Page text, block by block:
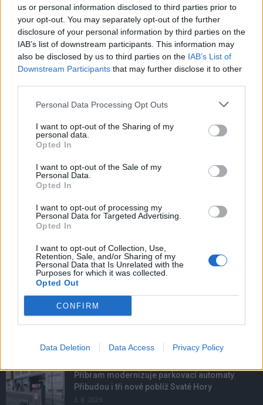
us or personal information disclosed to third parties prior to
your opt-out. You may separately opt-out of the further
disclosure of your personal information by third parties on the
IAB’s list of downstream participants. This information may
also be disclosed by us to third parties on the IAB’s List of
Downstream Participants that may further disclose it to other
Personal Data Processing Opt Outs
I want to opt-out of the Sharing of my
personal data.
Opted In
I want to opt-out of the Sale of my
Personal Data.
Opted In
I want to opt-out of processing my
Personal Data for Targeted Advertising.
Opted In
I want to opt-out of Collection, Use,
Retention, Sale, and/or Sharing of my
Personal Data that Is Unrelated with the
Purposes for which it was collected.
Opted Out
CONFIRM
Data Deletion Data Access Privacy Policy
Obděnice vzpomínaly na filmovou legendu
6. 8. 2026
Většina koupališť na Příbramsku nabízí výborné
4. 8. 2026
Příbram modernizuje parkovací automaty.
Přibudou i tři nové poblíž Svaté Hory
3. 8. 2026